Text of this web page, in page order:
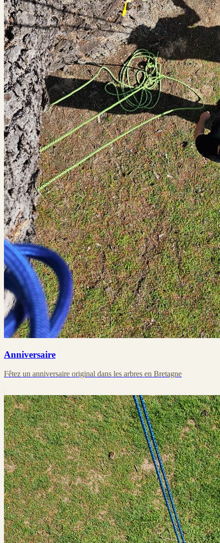
Anniversaire
Fêtez un anniversaire original dans les arbres en Bretagne